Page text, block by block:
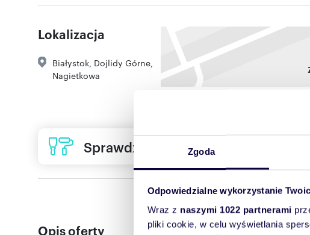
Zgoda
Odpowiedzialne wykorzystanie
Wraz z naszymi 1022 partnerami
pliki cookie, w celu wyświetlania
Lokalizacja
Białystok, Dojlidy Górne,
Nagietkowa
Sprawdź ofertę usług remontowych
Opis oferty